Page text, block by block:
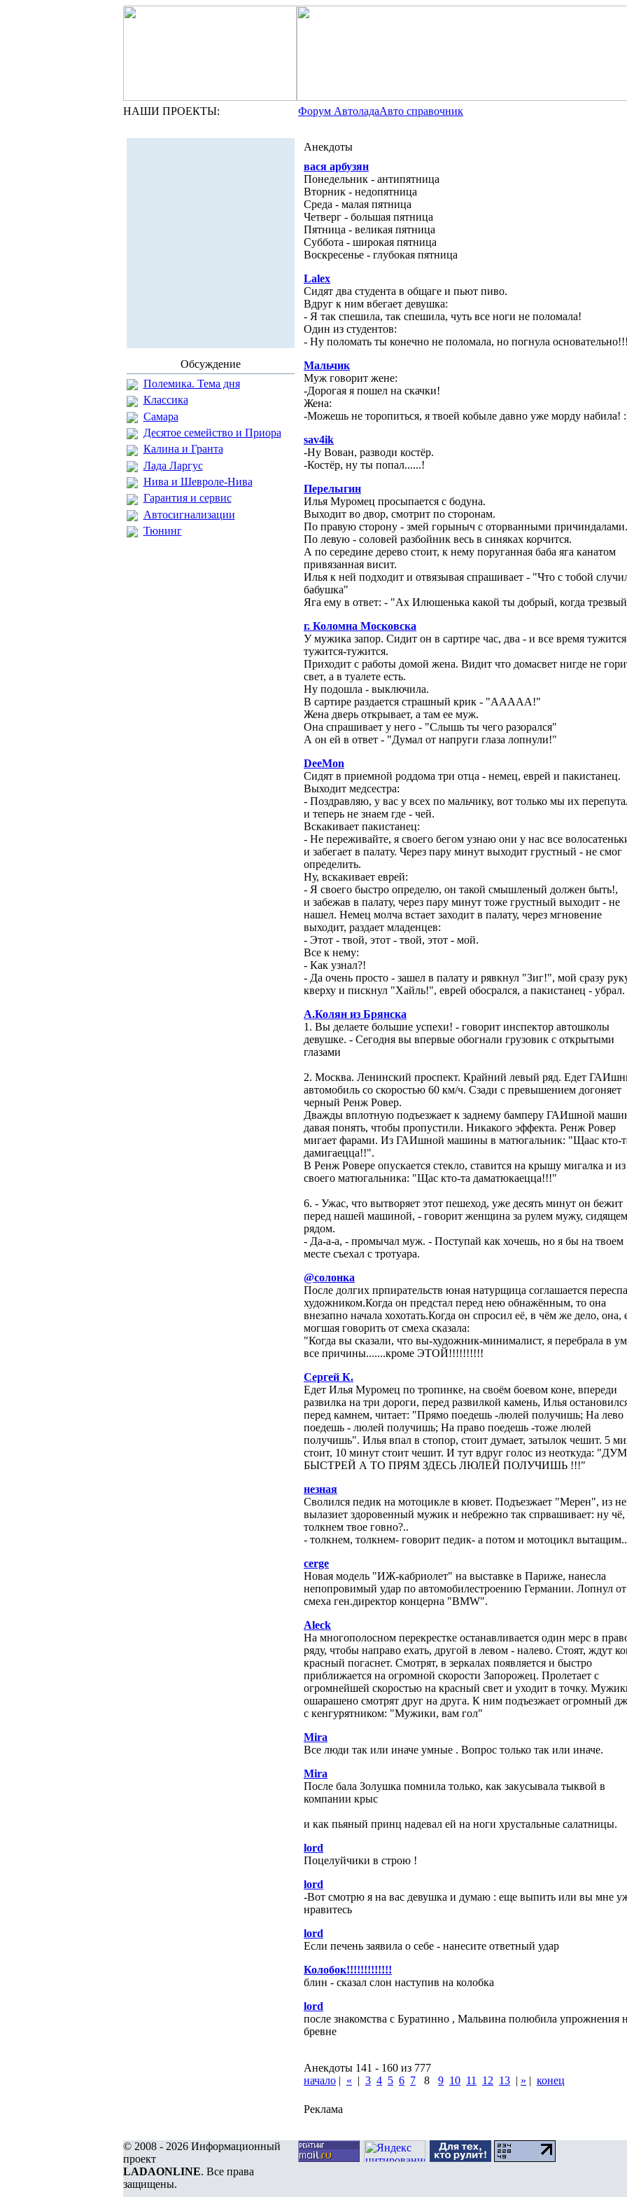
НАШИ ПРОЕКТЫ: Форум АвтоладаАвто справочник
Обсуждение
Полемика. Тема дня
Классика
Самара
Десятое семейство и Приора
Калина и Гранта
Лада Ларгус
Нива и Шевроле-Нива
Гарантия и сервис
Автосигнализации
Тюнинг
Анекдоты
вася арбузян
Понедельник - антипятница
Вторник - недопятница
Среда - малая пятница
Четверг - большая пятница
Пятница - великая пятница
Суббота - широкая пятница
Воскресенье - глубокая пятница
Lalex
Сидят два студента в общаге и пьют пиво.
Вдруг к ним вбегает девушка:
- Я так спешила, так спешила, чуть все ноги не поломала!
Один из студентов:
- Ну поломать ты конечно не поломала, но погнула основательно!!!
Мальчик
Муж говорит жене:
-Дорогая я пошел на скачки!
Жена:
-Можешь не торопиться, я твоей кобыле давно уже морду набила!
sav4ik
-Ну Вован, разводи костёр.
-Костёр, ну ты попал......!
Перелыгин
Илья Муромец просыпается с бодуна.
Выходит во двор, смотрит по сторонам.
По правую сторону - змей горыныч с оторванными причиндалами.
По левую - соловей разбойник весь в синяках корчится.
А по середине дерево стоит, к нему поруганная баба яга канатом
привязанная висит.
Илья к ней подходит и отвязывая спрашивает - "Что с тобой
бабушка"
Яга ему в ответ: - "Ах Илюшенька какой ты добрый, когда
г. Коломна Московска
У мужика запор. Сидит он в сартире час, два - и все время
тужится-тужится.
Приходит с работы домой жена. Видит что домасвет нигде не
свет, а в туалете есть.
Ну подошла - выключила.
В сартире раздается страшный крик - "ААААА!"
Жена дверь открывает, а там ее муж.
Она спрашивает у него - "Слышь ты чего разорался"
А он ей в ответ - "Думал от напруги глаза лопнули!"
DeeMon
Сидят в приемной роддома три отца - немец, еврей и пакистанец.
Выходит медсестра:
- Поздравляю, у вас у всех по мальчику, вот только мы их
и теперь не знаем где - чей.
Вскакивает пакистанец:
- Не переживайте, я своего бегом узнаю они у нас все
и забегает в палату. Через пару минут выходит грустный - не смог
определить.
Ну, вскакивает еврей:
- Я своего быстро определю, он такой смышленый должен быть!,
и забежав в палату, через пару минут тоже грустный выходит - не
нашел. Немец молча встает заходит в палату, через мгновение
выходит, раздает младенцев:
- Этот - твой, этот - твой, этот - мой.
Все к нему:
- Как узнал?!
- Да очень просто - зашел в палату и рявкнул "Зиг!", мой сразу
кверху и пискнул "Хайль!", еврей обосрался, а пакистанец - убрал.
А.Колян из Брянска
1. Вы делаете большие успехи! - говорит инспектор автошколы
девушке. - Сегодня вы впервые обогнали грузовик с открытыми
глазами
2. Москва. Ленинский проспект. Крайний левый ряд. Едет
автомобиль со скоростью 60 км/ч. Сзади с превышением догоняет
черный Ренж Ровер.
Дважды вплотную подъезжает к заднему бамперу ГАИшной
давая понять, чтобы пропустили. Никакого эффекта. Ренж Ровер
мигает фарами. Из ГАИшной машины в матюгальник: "Щаас кто-
дамигаецца!!".
В Ренж Ровере опускается стекло, ставится на крышу мигалка и из
своего матюгальника: "Щас кто-та даматюкаецца!!!"
6. - Ужас, что вытворяет этот пешеход, уже десять минут он бежит
перед нашей машиной, - говорит женщина за рулем мужу,
рядом.
- Да-а-а, - промычал муж. - Поступай как хочешь, но я бы на твоем
месте съехал с тротуара.
@солонка
После долгих прпирательств юная натурщица соглашается
художником.Когда он предстал перед нею обнажённым, то она
внезапно начала хохотать.Когда он спросил её, в чём же дело, она,
могшая говорить от смеха сказала:
"Когда вы сказали, что вы-художник-минималист, я перебрала в
все причины.......кроме ЭТОЙ!!!!!!!!!!
Сергей К.
Едет Илья Муромец по тропинке, на своём боевом коне, впереди
развилка на три дороги, перед развилкой камень, Илья
перед камнем, читает: "Прямо поедешь -люлей получишь; На лево
поедешь - люлей получишь; На право поедешь -тоже люлей
получишь". Илья впал в стопор, стоит думает, затылок чешит. 5
стоит, 10 минут стоит чешит. И тут вдруг голос из неоткуда:
БЫСТРЕЙ А ТО ПРЯМ ЗДЕСЬ ЛЮЛЕЙ ПОЛУЧИШЬ !!!"
незная
Сволился педик на мотоцикле в кювет. Подъезжает "Мерен", из
вылазиет здоровенный мужик и небрежно так спрвашивает: ну чё,
толкнем твое говно?..
- толкнем, толкнем- говорит педик- а потом и мотоцикл вытащим..
cerge
Новая модель "ИЖ-кабриолет" на выставке в Париже, нанесла
непопровимый удар по автомобилестроению Германии. Лопнул от
смеха ген.директор концерна "BMW".
Aleck
На многополосном перекрестке останавливается один мерс в
ряду, чтобы направо ехать, другой в левом - налево. Стоят, ждут
красный погаснет. Смотрят, в зеркалах появляется и быстро
приближается на огромной скорости Запорожец. Пролетает с
огромнейшей скоростью на красный свет и уходит в точку.
ошарашено смотрят друг на друга. К ним подъезжает огромный
с кенгурятником: "Мужики, вам гол"
Mira
Все люди так или иначе умные . Вопрос только так или иначе.
Mira
После бала Золушка помнила только, как закусывала тыквой в
компании крыс
и как пьяный принц надевал ей на ноги хрустальные салатницы.
lord
Поцелуйчики в строю !
lord
-Вот смотрю я на вас девушка и думаю : еще выпить или вы мне
нравитесь
lord
Если печень заявила о себе - нанесите ответный удар
Колобок!!!!!!!!!!!!!
блин - сказал слон наступив на колобка
lord
после знакомства с Буратинно , Мальвина полюбила упрожнения
бревне
Анекдоты 141 - 160 из 777
начало | « | 3 4 5 6 7 8 9 10 11 12 13 | » | конец
Реклама
© 2008 - 2026 Информационный
проект
LADAONLINE. Все права
защищены.